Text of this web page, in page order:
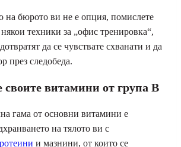
на бюрото ви не е опция, помислете
техники за „офис тренировка“,
да се чувствате схванати и да
през следобеда.
своите витамини от група В
гама от основни витамини е
на тялото ви с
и мазнини, от които се